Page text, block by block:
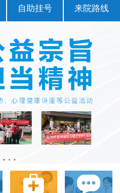
自助挂号 来院路线